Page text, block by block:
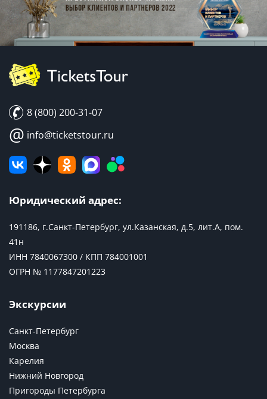
8 (800) 200-31-07
@ info@ticketstour.ru
Юридический адрес:
191186, г.Санкт-Петербург, ул.Казанская, д.5, лит.А, пом.
41н
ИНН 7840067300 / КПП 784001001
ОГРН № 1177847201223
Экскурсии
Санкт-Петербург
Москва
Карелия
Нижний Новгород
Пригороды Петербурга